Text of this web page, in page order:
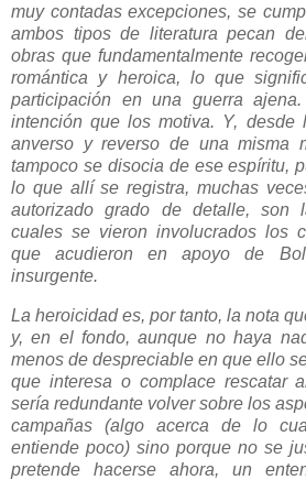
muy contadas excepciones, se
ambos tipos de literatura pecan
obras que fundamentalmente
romántica y heroica, lo que
participación en una guerra
intención que los motiva. Y, desde
anverso y reverso de una misma
tampoco se disocia de ese espíritu,
lo que allí se registra, muchas
autorizado grado de detalle, son
cuales se vieron involucrados los
que acudieron en apoyo de
insurgente.
La heroicidad es, por tanto, la nota
y, en el fondo, aunque no haya
menos de despreciable en que ello
que interesa o complace rescatar
sería redundante volver sobre los
campañas (algo acerca de lo
entiende poco) sino porque no se
pretende hacerse ahora, un